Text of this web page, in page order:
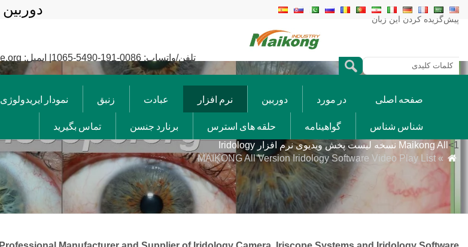
پیش‌گزیده کردن این زبان
تلفن/واتساپ: 0086-191-5490-1065| ایمیل: lucy@iriscope.org
صفحه اصلی در مورد دوربین نرم افزار عبادت زنبق نمودار ایریدولوژی
شناس شناس گواهینامه حلقه های استرس برنارد جنسن تماس بگیرید
1> Maikong All نسخه لیست پخش ویدیوی نرم افزار Iridology

» MAIKONG All Version Iridology Software Video Play List